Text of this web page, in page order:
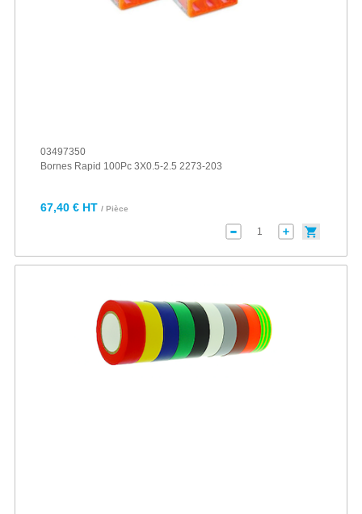
03497350
Bornes Rapid 100Pc 3X0.5-2.5 2273-203
67,40 € HT / Pièce